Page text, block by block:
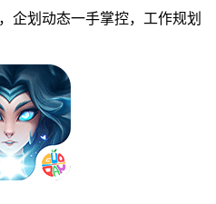
划动态一手掌控，工作规划